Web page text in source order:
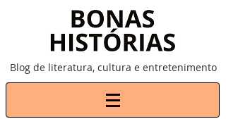
Blog de literatura, cultura e entretenimento